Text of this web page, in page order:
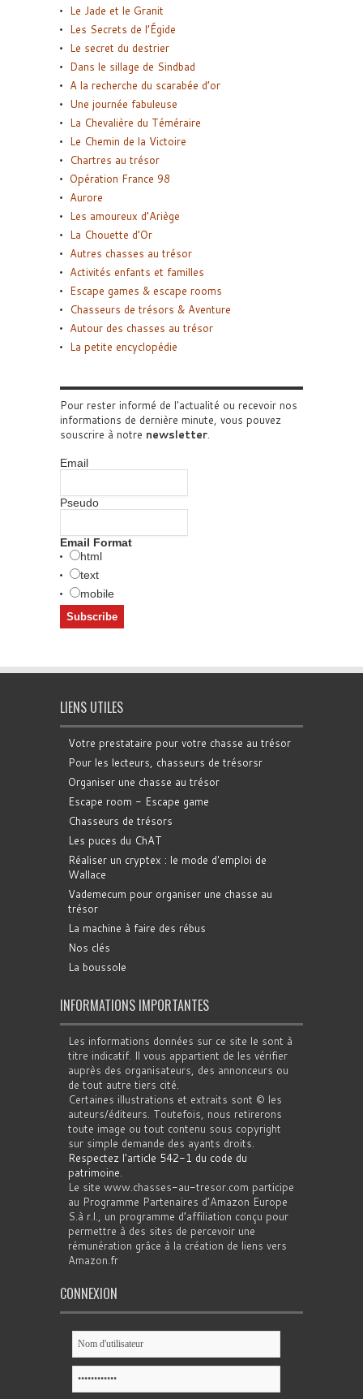
Le Jade et le Granit
Les Secrets de l’Égide
Le secret du destrier
Dans le sillage de Sindbad
A la recherche du scarabée d’or
Une journée fabuleuse
La Chevalière du Téméraire
Le Chemin de la Victoire
Chartres au trésor
Opération France 98
Aurore
Les amoureux d’Ariège
La Chouette d’Or
Autres chasses au trésor
Activités enfants et familles
Escape games & escape rooms
Chasseurs de trésors & Aventure
Autour des chasses au trésor
La petite encyclopédie
Pour rester informé de l'actualité ou recevoir nos
informations de dernière minute, vous pouvez
souscrire à notre newsletter.
Email
Pseudo
Email Format
html
text
mobile
LIENS UTILES
Votre prestataire pour votre chasse au trésor
Pour les lecteurs, chasseurs de trésorsr
Organiser une chasse au trésor
Escape room - Escape game
Chasseurs de trésors
Les puces du ChAT
Réaliser un cryptex : le mode d'emploi de
Wallace
Vademecum pour organiser une chasse au
trésor
La machine à faire des rébus
Nos clés
La boussole
INFORMATIONS IMPORTANTES
Les informations données sur ce site le sont à
titre indicatif. Il vous appartient de les vérifier
auprès des organisateurs, des annonceurs ou
de tout autre tiers cité.
Certaines illustrations et extraits sont © les
auteurs/éditeurs. Toutefois, nous retirerons
toute image ou tout contenu sous copyright
sur simple demande des ayants droits.
Respectez l'article 542-1 du code du
patrimoine.
Le site www.chasses-au-tresor.com participe
au Programme Partenaires d’Amazon Europe
S.à r.l., un programme d’affiliation conçu pour
permettre à des sites de percevoir une
rémunération grâce à la création de liens vers
Amazon.fr
CONNEXION